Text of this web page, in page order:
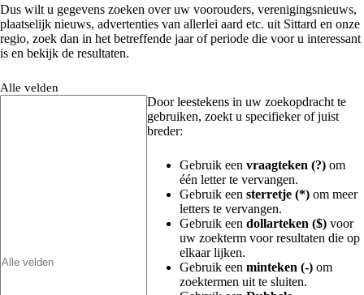
Dus wilt u gegevens zoeken over uw voorouders, verenigingsnieuws,
plaatselijk nieuws, advertenties van allerlei aard etc. uit Sittard en onze
regio, zoek dan in het betreffende jaar of periode die voor u interessant
is en bekijk de resultaten.
Alle velden
Door leestekens in uw zoekopdracht te
gebruiken, zoekt u specifieker of juist
breder:
Gebruik een vraagteken (?) om
één letter te vervangen.
Gebruik een sterretje (*) om meer
letters te vervangen.
Gebruik een dollarteken ($) voor
uw zoekterm voor resultaten die op
elkaar lijken.
Gebruik een minteken (-) om
zoektermen uit te sluiten.